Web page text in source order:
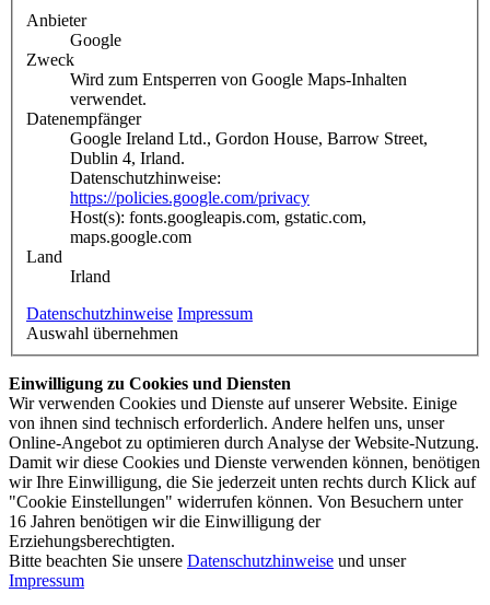
Anbieter
Google
Zweck
Wird zum Entsperren von Google Maps-Inhalten
verwendet.
Datenempfänger
Google Ireland Ltd., Gordon House, Barrow Street,
Dublin 4, Irland.
Datenschutzhinweise:
https://policies.google.com/privacy
Host(s): fonts.googleapis.com, gstatic.com,
maps.google.com
Land
Irland
Datenschutzhinweise Impressum
Auswahl übernehmen
Einwilligung zu Cookies und Diensten
Wir verwenden Cookies und Dienste auf unserer Website. Einige
von ihnen sind technisch erforderlich. Andere helfen uns, unser
Online-Angebot zu optimieren durch Analyse der Website-Nutzung.
Damit wir diese Cookies und Dienste verwenden können, benötigen
wir Ihre Einwilligung, die Sie jederzeit unten rechts durch Klick auf
"Cookie Einstellungen" widerrufen können. Von Besuchern unter
16 Jahren benötigen wir die Einwilligung der
Erziehungsberechtigten.
Bitte beachten Sie unsere Datenschutzhinweise und unser
Impressum